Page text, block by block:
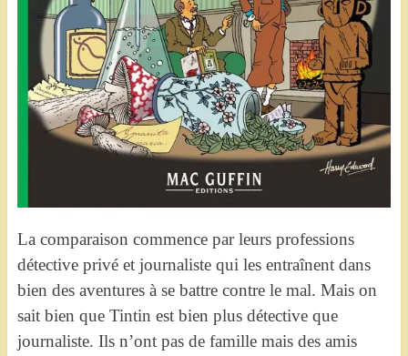
La comparaison commence par leurs professions
détective privé et journaliste qui les entraînent dans
bien des aventures à se battre contre le mal. Mais on
sait bien que Tintin est bien plus détective que
journaliste. Ils n’ont pas de famille mais des amis